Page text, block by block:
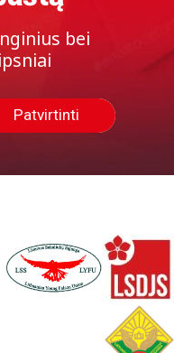
bei
Patvirtinti